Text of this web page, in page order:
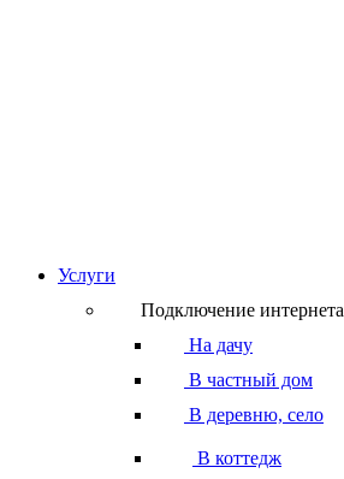
Услуги
Подключение интернета
На дачу
В частный дом
В деревню, село
В коттедж